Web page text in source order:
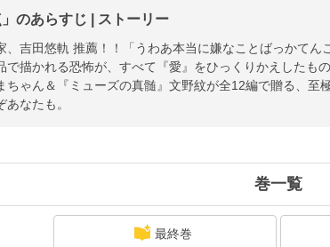
」のあらすじ | ストーリー
、吉田悠軌 推薦！！「うわあ本当に嫌なことばっかて
で描かれる恐怖が、すべて『愛』をひっくりかえした
ちゃん＆『ミューズの真髄』文野紋が全12編で贈る、至
あなたも。
巻一覧
最終巻